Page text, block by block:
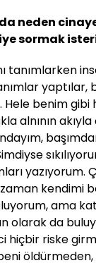
neden
sormak
tanımlarken
yaptılar,
Hele benim
alnının akıyla
yazıyorum.
kendimi
ama
olarak da
hiçbir riske